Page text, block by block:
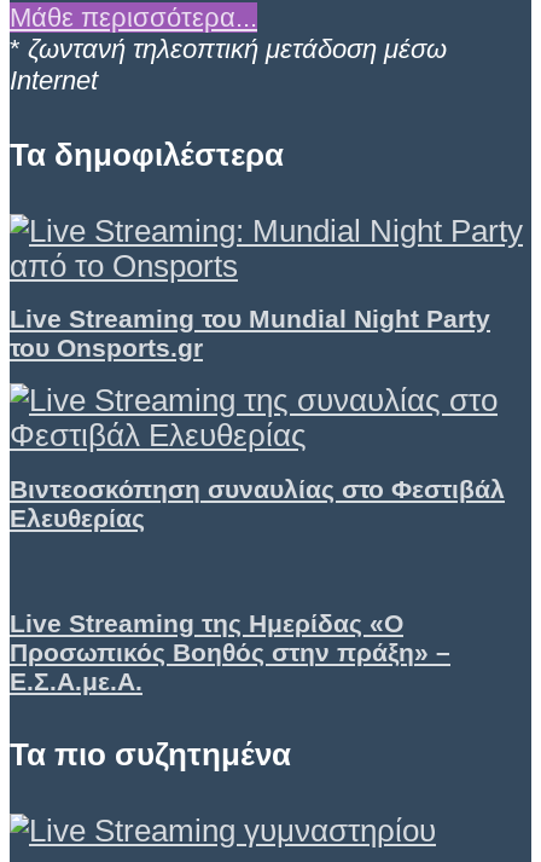
Μάθε περισσότερα...
* ζωντανή τηλεοπτική μετάδοση μέσω
Internet
Τα δημοφιλέστερα
Live Streaming του Mundial Night Party
του Onsports.gr
Βιντεοσκόπηση συναυλίας στο Φεστιβάλ
Ελευθερίας
Live Streaming της Ημερίδας «Ο
Προσωπικός Βοηθός στην πράξη» –
Ε.Σ.Α.με.Α.
Τα πιο συζητημένα